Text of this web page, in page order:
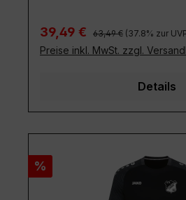
Verkaufspreis:
39,49 € Regulärer Preis:
63,49 € (37.8% zur
Preise inkl. MwSt. zzgl.
Details
Rabatt
%